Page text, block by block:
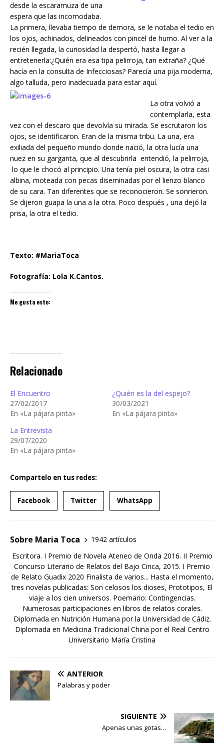
desde la escaramuza de una
espera que las incomodaba.
La primera, llevaba tiempo de demora, se le notaba el tedio en
los ojos, achinados, delineados con pincel de humo. Al ver a la
recién llegada, la curiosidad la despertó, hasta llegar a
entretenerla:¿Quién era esa tipa pelirroja, tan extraña? ¿Qué
hacía en la consulta de Infecciosas? Parecía una pija moderna,
algo talluda, pero inadecuada para estar aquí.
La otra volvió a
contemplarla, esta
vez con el descaro que devolvía su mirada. Se escrutaron los
ojos, se identificaron. Eran de la misma tribu. La una, era
exiliada del pequeño mundo donde nació, la otra lucía una
nuez en su garganta, que al descubrirla entendió, la pelirroja,
lo que le chocó al principio. Una tenía piel oscura, la otra casi
albina, moteada con pecas diseminadas por el lienzo blanco
de su cara. Tan diferentes que se reconocieron. Se sonrieron.
Se dijeron guapa la una a la otra. Poco después , una dejó la
prisa, la otra el tedio.
Texto: #MariaToca
Fotografía: Lola K.Cantos.
Me gusta esto:
Relacionado
El Encuentro
27/02/2017
En «La pájara pinta»
¿Quién es la del espejo?
30/03/2021
En «La pájara pinta»
La Entrevista
29/07/2020
En «La pájara pinta»
Compartelo en tus redes:
Facebook Twitter WhatsApp
Sobre Maria Toca
1942 artículos
Escritora. I Premio de Novela Ateneo de Onda 2016. II Premio
Concurso Literario de Relatos del Bajo Cinca, 2015. I Premio
de Relato Guadix 2020 Finalista de varios... Hasta el momento,
tres novelas publicadas: Son celosos los dioses, Prototipos, El
viaje a los cien universos. Poemario: Contingencias.
Numerosas participaciones en libros de relatos corales.
Diplomada en Nutrición Humana por la Universidad de Cádiz.
Diplomada en Medicina Tradicional China por el Real Centro
Universitario María Cristina
ANTERIOR
Palabras y poder
SIGUIENTE
Apenas unas gotas…